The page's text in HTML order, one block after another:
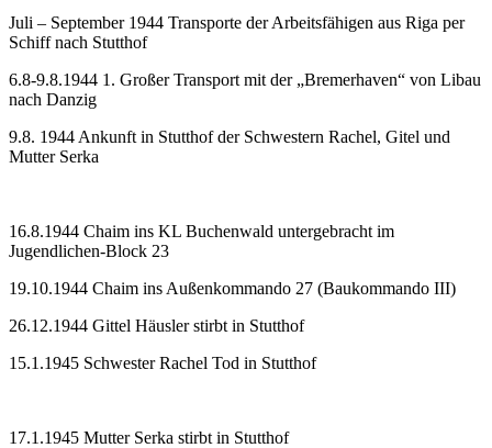
Juli – September 1944 Transporte der Arbeitsfähigen aus Riga per
Schiff nach Stutthof
6.8-9.8.1944 1. Großer Transport mit der „Bremerhaven“ von Libau
nach Danzig
9.8. 1944 Ankunft in Stutthof der Schwestern Rachel, Gitel und
Mutter Serka
16.8.1944 Chaim ins KL Buchenwald untergebracht im
Jugendlichen-Block 23
19.10.1944 Chaim ins Außenkommando 27 (Baukommando III)
26.12.1944 Gittel Häusler stirbt in Stutthof
15.1.1945 Schwester Rachel Tod in Stutthof
17.1.1945 Mutter Serka stirbt in Stutthof